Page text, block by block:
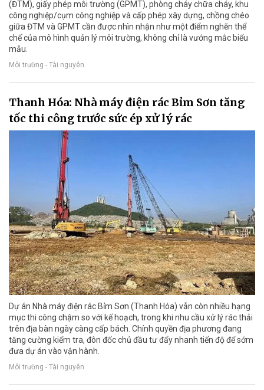
(ĐTM), giấy phép môi trường (GPMT), phòng cháy chữa cháy, khu
công nghiệp/cụm công nghiệp và cấp phép xây dựng, chồng chéo
giữa ĐTM và GPMT cần được nhìn nhận như một điểm nghẽn thể
chế của mô hình quản lý môi trường, không chỉ là vướng mắc biểu
mẫu.
Môi trường - Tài nguyên
Thanh Hóa: Nhà máy điện rác Bỉm Sơn tăng
tốc thi công trước sức ép xử lý rác
Dự án Nhà máy điện rác Bỉm Sơn (Thanh Hóa) vẫn còn nhiều hạng
mục thi công chậm so với kế hoạch, trong khi nhu cầu xử lý rác thải
trên địa bàn ngày càng cấp bách. Chính quyền địa phương đang
tăng cường kiểm tra, đôn đốc chủ đầu tư đẩy nhanh tiến độ để sớm
đưa dự án vào vận hành.
Môi trường - Tài nguyên